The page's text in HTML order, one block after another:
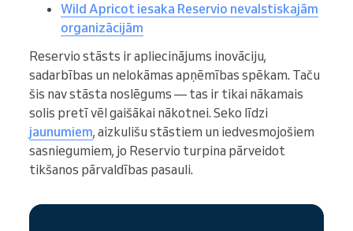
Wild Apricot iesaka Reservio nevalstiskajām
organizācijām
Reservio stāsts ir apliecinājums inovāciju,
sadarbības un nelokāmas apņēmības spēkam. Taču
šis nav stāsta noslēgums — tas ir tikai nākamais
solis pretī vēl gaišākai nākotnei. Seko līdzi
jaunumiem, aizkulišu stāstiem un iedvesmojošiem
sasniegumiem, jo Reservio turpina pārveidot
tikšanos pārvaldības pasauli.